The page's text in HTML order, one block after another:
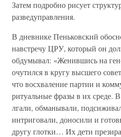
Затем подробно рисует
разведуправления.
В дневнике Пеньковский
навстречу ЦРУ, который он
обдумывал: «Женившись на
очутился в кругу высшего
что восхваление партии и
ритуальные фразы в их среде.
лгали, обманывали,
интриговали, доносили и
другу глотки… Их дети